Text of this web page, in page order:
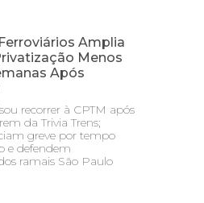
Amplia
Menos
Após
recorrer à CPTM após
da Trivia Trens;
greve por tempo
e defendem
ramais São Paulo